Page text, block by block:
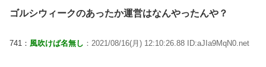
ゴルシウィークのあったか運営はなんやったんや？
741： 風吹けば名無し ：2021/08/16(月) 12:10:26.88 ID:aJIa9MqN0.net